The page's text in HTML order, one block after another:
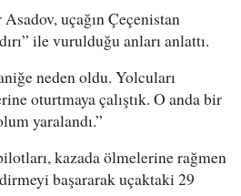
uçağın Çeçenistan
ile vurulduğu anları anlattı.
neden oldu. Yolcuları
oturtmaya çalıştık. O anda bir
yaralandı.”
kazada ölmelerine rağmen
başararak uçaktaki 29